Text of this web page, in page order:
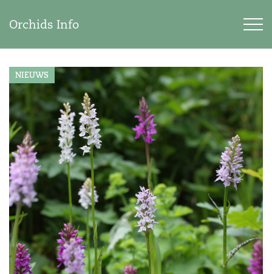
Orchids Info
NIEUWS